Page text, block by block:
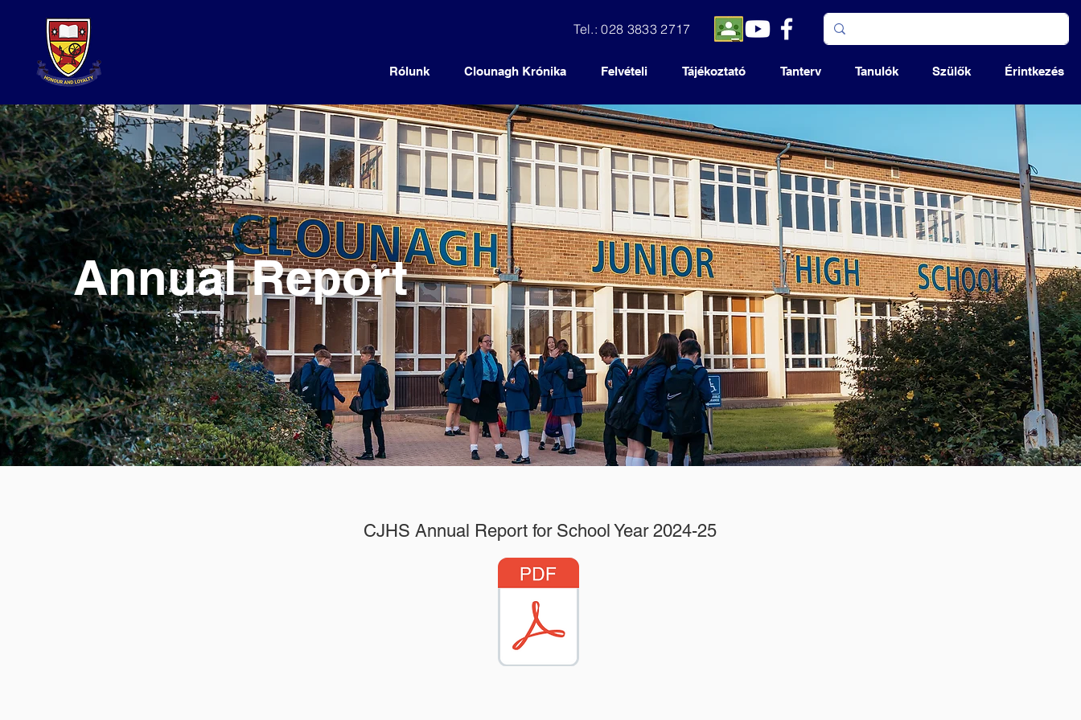
Tel.: 028 3833 2717
Rólunk Clounagh Krónika Felvételi Tájékoztató Tanterv Tanulók Szülők Érintkezés
Annual Report
CJHS Annual Report for School Year 2024-25